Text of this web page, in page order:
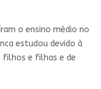
o ensino médio no
estudou devido à
filhos e filhas e de